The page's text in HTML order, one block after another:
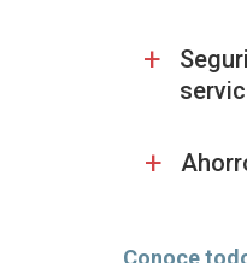
+
+
Conoce